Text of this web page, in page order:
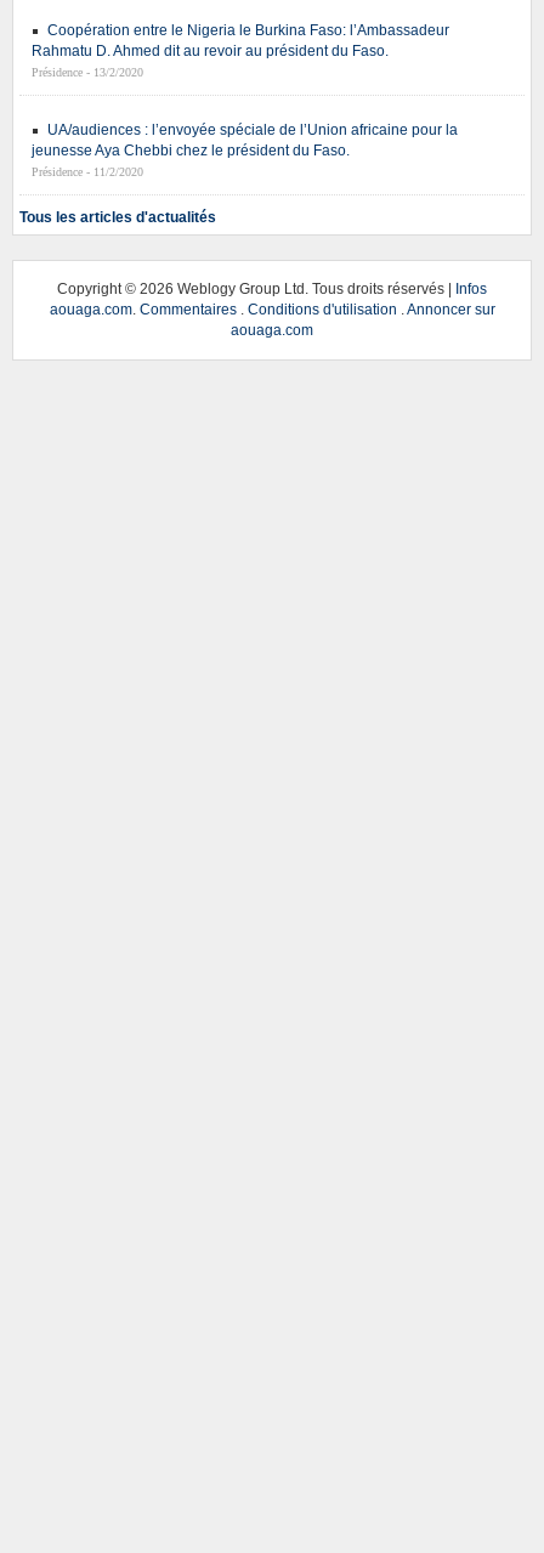
Coopération entre le Nigeria le Burkina Faso: l’Ambassadeur
Rahmatu D. Ahmed dit au revoir au président du Faso.
Présidence - 13/2/2020
UA/audiences : l’envoyée spéciale de l’Union africaine pour la
jeunesse Aya Chebbi chez le président du Faso.
Présidence - 11/2/2020
Tous les articles d'actualités
Copyright © 2026 Weblogy Group Ltd. Tous droits réservés | Infos
aouaga.com. Commentaires. Conditions d'utilisation
Annoncer sur
aouaga.com